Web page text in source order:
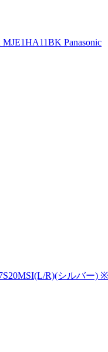
Panasonic
R)(シルバー)